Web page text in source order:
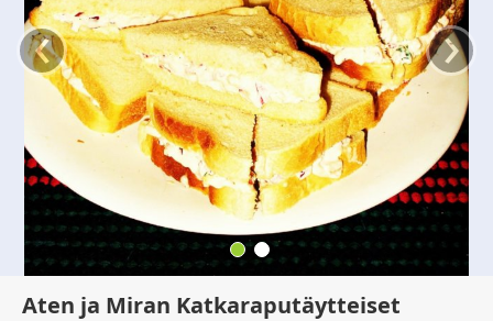
‹ ›
Aten ja Miran Katkaraputäytteiset